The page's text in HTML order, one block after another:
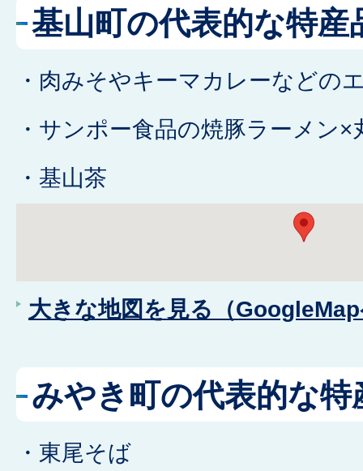
基山町の代表的な特産
・肉みそやキーマカレーなどの
・サンポー食品の焼豚ラーメン×
・基山茶
大きな地図を見る（
みやき町の代表的な特
・東尾そば